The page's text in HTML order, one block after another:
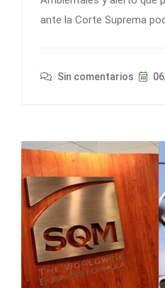
ante la Corte Suprema
Sin comentarios